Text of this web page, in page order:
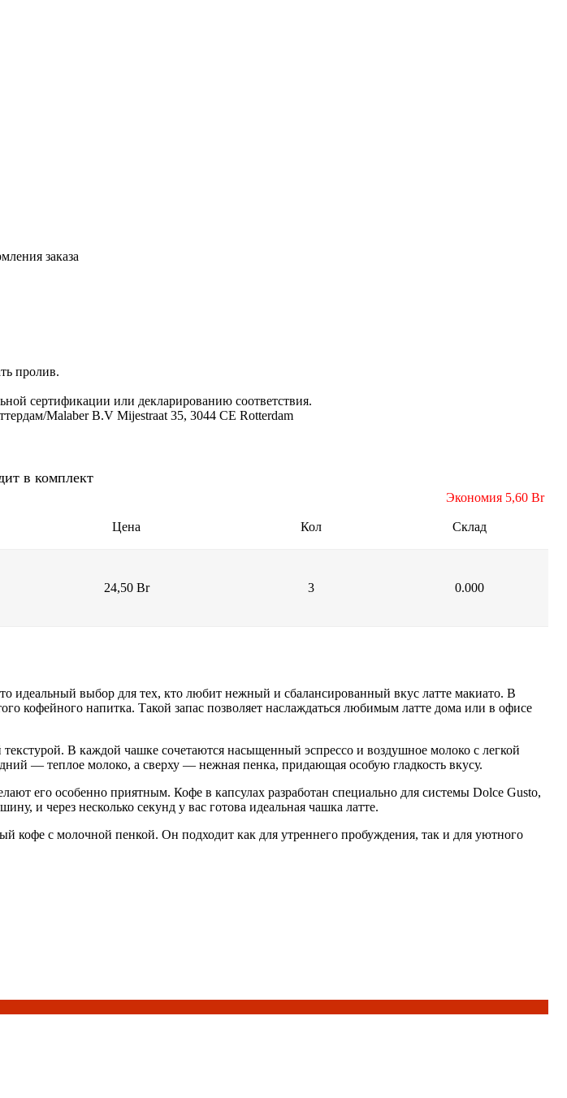
заказа
пролив.
сертификации или декларированию соответствия.
Malaber B.V Mijestraat 35, 3044 CE Rotterdam
в комплект
Экономия 5,60 Br
Цена Кол Склад
24,50 Br 3 0.000
идеальный выбор для тех, кто любит нежный и сбалансированный вкус латте макиато. В
кофейного напитка. Такой запас позволяет наслаждаться любимым латте дома или в офисе
В каждой чашке сочетаются насыщенный эспрессо и воздушное молоко с легкой
— теплое молоко, а сверху — нежная пенка, придающая особую гладкость вкусу.
его особенно приятным. Кофе в капсулах разработан специально для системы Dolce Gusto,
и через несколько секунд у вас готова идеальная чашка латте.
с молочной пенкой. Он подходит как для утреннего пробуждения, так и для уютного